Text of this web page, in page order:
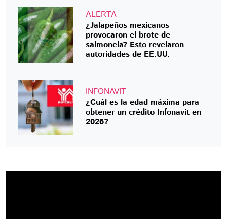
ALERTA
¿Jalapeños mexicanos
provocaron el brote de
salmonela? Esto revelaron
autoridades de EE.UU.
INFONAVIT
¿Cuál es la edad máxima para
obtener un crédito Infonavit en
2026?